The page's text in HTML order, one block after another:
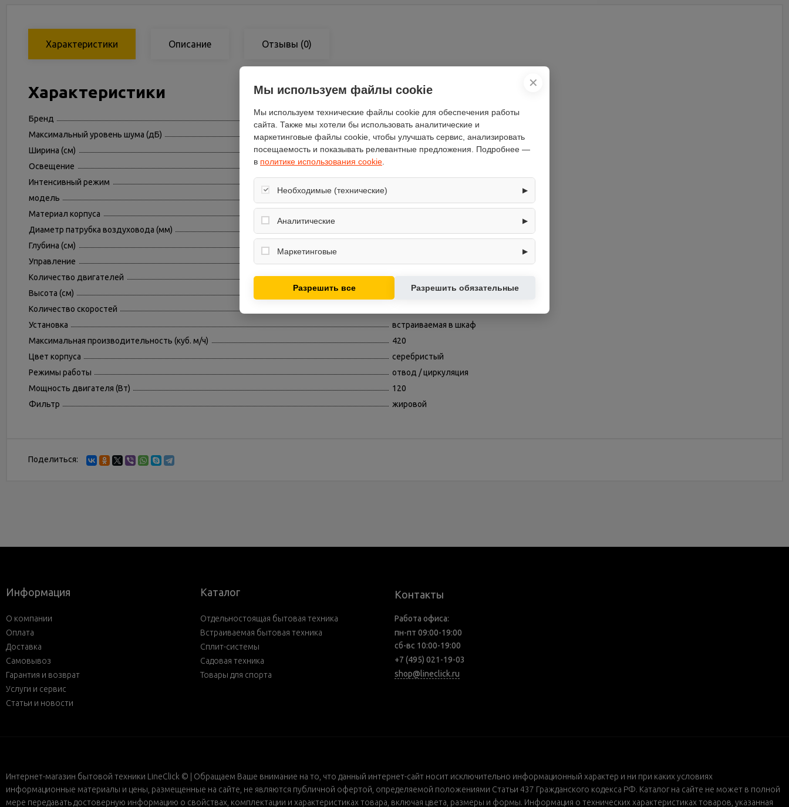
Характеристики Описание Отзывы (0)
Характеристики
Бренд
Максимальный уровень шума (дБ)
52
Ширина (см)
60
Освещение
Интенсивный режим
модель
Материал корпуса
Диаметр патрубка воздуховода (мм)
Глубина (см)
Управление
Количество двигателей
1
Высота (см)
Количество скоростей
Установка
встраиваемая в шкаф
Максимальная производительность (куб. м/ч)
420
Цвет корпуса
серебристый
Режимы работы
отвод / циркуляция
Мощность двигателя (Вт)
120
Фильтр
жировой
Поделиться:
Информация
О компании
Оплата
Доставка
Самовывоз
Гарантия и возврат
Услуги и сервис
Статьи и новости
Каталог
Отдельностоящая бытовая техника
Встраиваемая бытовая техника
Сплит-системы
Садовая техника
Товары для спорта
Контакты
Работа офиса:
пн-пт 09:00-19:00
сб-вс 10:00-19:00
+7 (495) 021-19-03
shop@lineclick.ru
Интернет-магазин бытовой техники LineClick © | Обращаем Ваше внимание на то, что данный интернет-сайт носит исключительно информационный характер и ни при каких условиях
информационные материалы и цены, размещенные на сайте, не являются публичной офертой, определяемой положениями Статьи 437 Гражданского кодекса РФ. Каталог на сайте не может в полной
мере передавать достоверную информацию о свойствах, комплектации и характеристиках товара, включая цвета, размеры и формы. Информация о технических характеристиках товаров, указанная
✕
Мы используем файлы cookie
Мы используем технические файлы cookie для обеспечения работы
сайта. Также мы хотели бы использовать аналитические и
маркетинговые файлы cookie, чтобы улучшать сервис, анализировать
посещаемость и показывать релевантные предложения. Подробнее —
в политике использования cookie
Необходимые (технические) ▶
Обеспечивают корректную работу сайта: оформление заказа, корзина,
вход в личный кабинет. Без них основные функции могут быть
Аналитические ▶
Собирают обезличенную информацию о посещениях и использовании
сайта (например, счётчики аналитики), помогают улучшать интерфейс и
Маркетинговые ▶
Разрешить все Разрешить обязательные